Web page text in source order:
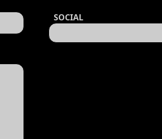
SOCIAL